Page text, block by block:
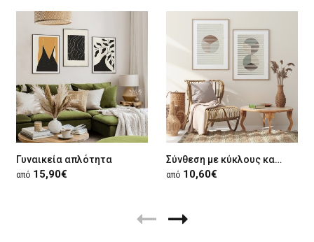
Γυναικεία απλότητα
από 15,90€
Σύνθεση με κύκλους και γραμμές
από 10,60€